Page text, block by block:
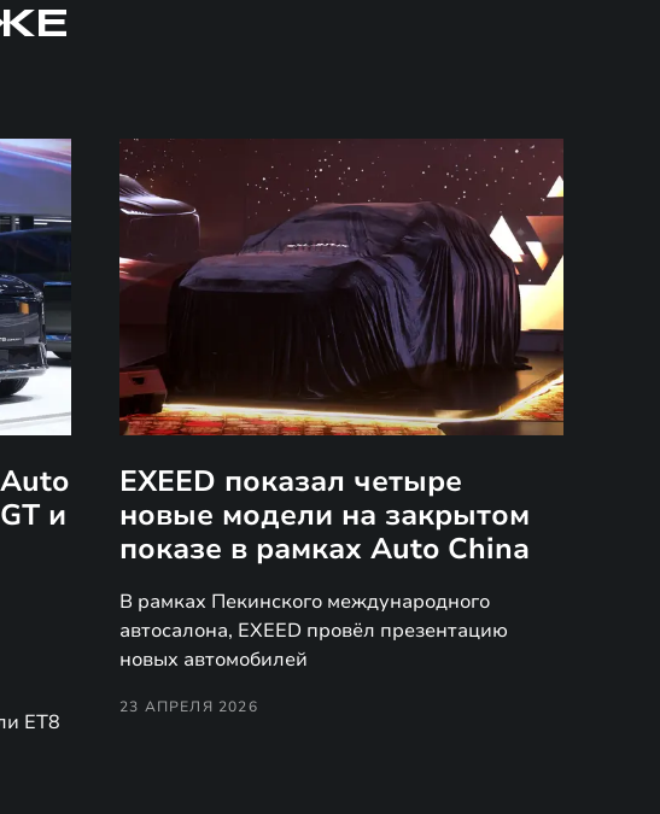
и
ET8
EXEED показал четыре
новые модели на закрытом
показе в рамках Auto China
В рамках Пекинского международного
автосалона, EXEED провёл презентацию
новых автомобилей
23 АПРЕЛЯ 2026